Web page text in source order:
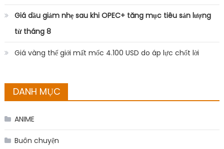
Giá dầu giảm nhẹ sau khi OPEC+ tăng mục tiêu sản lượng
từ tháng 8
Giá vàng thế giới mất mốc 4.100 USD do áp lực chốt lời
DANH MỤC
ANIME
Buôn chuyện